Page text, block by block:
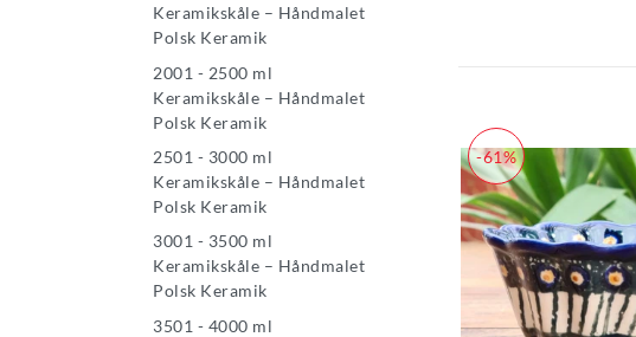
Keramikskåle – Håndmalet
Polsk Keramik
2001 - 2500 ml
Keramikskåle – Håndmalet
Polsk Keramik
2501 - 3000 ml
Keramikskåle – Håndmalet
Polsk Keramik
3001 - 3500 ml
Keramikskåle – Håndmalet
Polsk Keramik
3501 - 4000 ml
-61%